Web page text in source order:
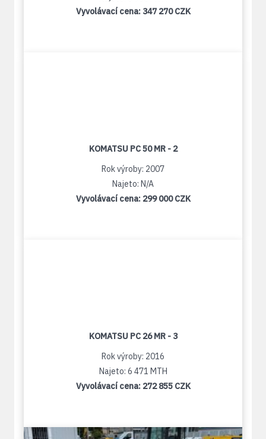
Vyvolávací cena: 347 270 CZK
KOMATSU PC 50 MR - 2
Rok výroby: 2007
Najeto: N/A
Vyvolávací cena: 299 000 CZK
KOMATSU PC 26 MR - 3
Rok výroby: 2016
Najeto: 6 471 MTH
Vyvolávací cena: 272 855 CZK